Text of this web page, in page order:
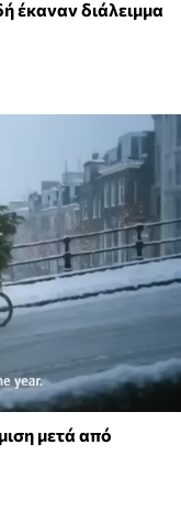
έκαναν διάλειμμα
μετά από